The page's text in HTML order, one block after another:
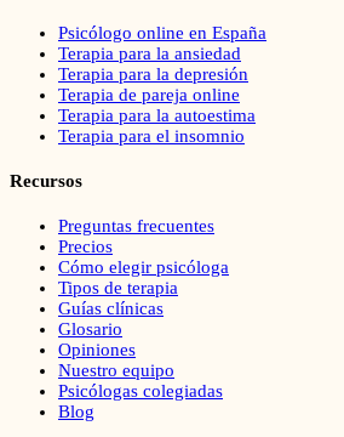
Psicólogo online en España
Terapia para la ansiedad
Terapia para la depresión
Terapia de pareja online
Terapia para la autoestima
Terapia para el insomnio
Recursos
Preguntas frecuentes
Precios
Cómo elegir psicóloga
Tipos de terapia
Guías clínicas
Glosario
Opiniones
Nuestro equipo
Psicólogas colegiadas
Blog